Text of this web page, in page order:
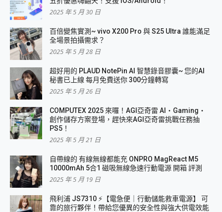
2025 年 5 月 30 日
百倍變焦實測~ vivo X200 Pro 與 S25 Ultra 誰能滿足
全場景拍攝需求？
2025 年 5 月 28 日
超好用的 PLAUD NotePin AI 智慧錄音膠囊~ 您的AI
秘書已上線 每月免費送你 300分鐘轉寫
2025 年 5 月 26 日
COMPUTEX 2025 來囉！AGI亞奇雷 AI・Gaming・
創作儲存方案登場，趕快來AGI亞奇雷挑戰任務抽
PS5！
2025 年 5 月 21 日
自帶線的 有線無線都能充 ONPRO MagReact M5
10000mAh 5合1 磁吸無線急速行動電源 開箱 評測
2025 年 5 月 19 日
飛利浦 JS7310 ⚡【電急便｜行動儲能救車電源】 可
靠的旅行夥伴！帶給您優異的安全性與強大供電效能